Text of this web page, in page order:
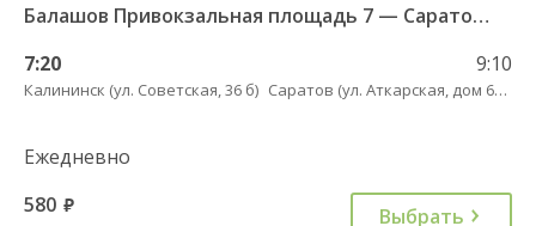
Балашов Привокзальная площадь 7 — Саратов АВ Центральный (ул им Пугачева 179 А) 603-1
7:20
Калининск (ул. Советская, 36 б)
9:10
Саратов (ул. Аткарская, дом 66 А)
Ежедневно
580 руб. Выбрать